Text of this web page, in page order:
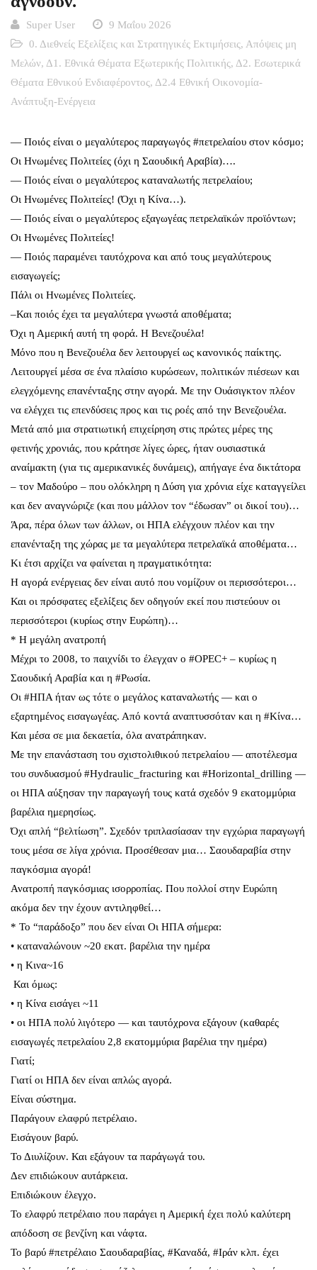
Super User
9 Μαΐου 2026
0. Διεθνείς Εξελίξεις και Στρατηγικές Εκτιμήσεις, Απόψεις μη
Μελών, Δ1. Εθνικά Θέματα Εξωτερικής Πολιτικής, Δ2. Εσωτερικά
Θέματα Εθνικού Ενδιαφέροντος, Δ2.4 Εθνική Οικονομία-
Ανάπτυξη-Ενέργεια
— Ποιός είναι ο μεγαλύτερος παραγωγός #πετρελαίου στον κόσμο;
Οι Ηνωμένες Πολιτείες (όχι η Σαουδική Αραβία)….
— Ποιός είναι ο μεγαλύτερος καταναλωτής πετρελαίου;
Οι Ηνωμένες Πολιτείες! (Όχι η Κίνα…).
— Ποιός είναι ο μεγαλύτερος εξαγωγέας πετρελαϊκών προϊόντων;
Οι Ηνωμένες Πολιτείες!
— Ποιός παραμένει ταυτόχρονα και από τους μεγαλύτερους
εισαγωγείς;
Πάλι οι Ηνωμένες Πολιτείες.
–Και ποιός έχει τα μεγαλύτερα γνωστά αποθέματα;
Όχι η Αμερική αυτή τη φορά. Η Βενεζουέλα!
Μόνο που η Βενεζουέλα δεν λειτουργεί ως κανονικός παίκτης.
Λειτουργεί μέσα σε ένα πλαίσιο κυρώσεων, πολιτικών πιέσεων και
ελεγχόμενης επανένταξης στην αγορά. Με την Ουάσιγκτον πλέον
να ελέγχει τις επενδύσεις προς και τις ροές από την Βενεζουέλα.
Μετά από μια στρατιωτική επιχείρηση στις πρώτες μέρες της
φετινής χρονιάς, που κράτησε λίγες ώρες, ήταν ουσιαστικά
αναίμακτη (για τις αμερικανικές δυνάμεις), απήγαγε ένα δικτάτορα
– τον Μαδούρο – που ολόκληρη η Δύση για χρόνια είχε καταγγείλει
και δεν αναγνώριζε (και που μάλλον τον “έδωσαν” οι δικοί του)…
Άρα, πέρα όλων των άλλων, οι ΗΠΑ ελέγχουν πλέον και την
επανένταξη της χώρας με τα μεγαλύτερα πετρελαϊκά αποθέματα…
Κι έτσι αρχίζει να φαίνεται η πραγματικότητα:
Η αγορά ενέργειας δεν είναι αυτό που νομίζουν οι περισσότεροι…
Και οι πρόσφατες εξελίξεις δεν οδηγούν εκεί που πιστεύουν οι
περισσότεροι (κυρίως στην Ευρώπη)…
* Η μεγάλη ανατροπή
Μέχρι το 2008, το παιχνίδι το έλεγχαν ο #OPEC+ – κυρίως η
Σαουδική Αραβία και η #Ρωσία.
Οι #ΗΠΑ ήταν ως τότε ο μεγάλος καταναλωτής — και ο
εξαρτημένος εισαγωγέας. Από κοντά αναπτυσσόταν και η #Κίνα…
Και μέσα σε μια δεκαετία, όλα ανατράπηκαν.
Με την επανάσταση του σχιστολιθικού πετρελαίου — αποτέλεσμα
του συνδυασμού #Hydraulic_fracturing και #Horizontal_drilling —
οι ΗΠΑ αύξησαν την παραγωγή τους κατά σχεδόν 9 εκατομμύρια
βαρέλια ημερησίως.
Όχι απλή “βελτίωση”. Σχεδόν τριπλασίασαν την εγχώρια παραγωγή
τους μέσα σε λίγα χρόνια. Προσέθεσαν μια… Σαουδαραβία στην
παγκόσμια αγορά!
Ανατροπή παγκόσμιας ισορροπίας. Που πολλοί στην Ευρώπη
ακόμα δεν την έχουν αντιληφθεί…
* Το “παράδοξο” που δεν είναι Οι ΗΠΑ σήμερα:
• καταναλώνουν ~20 εκατ. βαρέλια την ημέρα
• η Κινα~16
Και όμως:
• η Κίνα εισάγει ~11
• οι ΗΠΑ πολύ λιγότερο — και ταυτόχρονα εξάγουν (καθαρές
εισαγωγές πετρελαίου 2,8 εκατομμύρια βαρέλια την ημέρα)
Γιατί;
Γιατί οι ΗΠΑ δεν είναι απλώς αγορά.
Είναι σύστημα.
Παράγουν ελαφρύ πετρέλαιο.
Εισάγουν βαρύ.
Το Διυλίζουν. Και εξάγουν τα παράγωγά του.
Δεν επιδιώκουν αυτάρκεια.
Επιδιώκουν έλεγχο.
Το ελαφρύ πετρέλαιο που παράγει η Αμερική έχει πολύ καλύτερη
απόδοση σε βενζίνη και νάφτα.
Το βαρύ #πετρέλαιο Σαουδαραβίας, #Καναδά, #Ιράν κλπ. έχει